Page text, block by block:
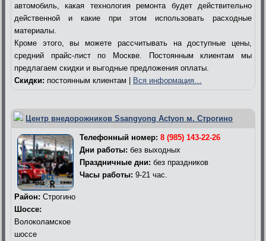
автомобиль, какая технология ремонта будет действительно
действенной и какие при этом использовать расходные
материалы.
Кроме этого, вы можете рассчитывать на доступные цены,
средний прайс-лист по Москве. Постоянным клиентам мы
предлагаем скидки и выгодные предложения оплаты.
Скидки: постоянным клиентам | Вся информация…
Центр внедорожников Ssangyong Actyon м. Строгино
Телефонный номер: 8 (985) 143-22-26
Дни работы: без выходных
Праздничные дни: без праздников
Часы работы: 9-21 час.
Район: Строгино
Шоссе:
Волоколамское
шоссе